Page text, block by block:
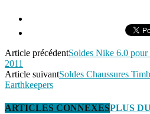
Article précédentSoldes Nike 6.0
2011
Article suivantSoldes Chaussures
Earthkeepers
ARTICLES CONNEXESPLUS